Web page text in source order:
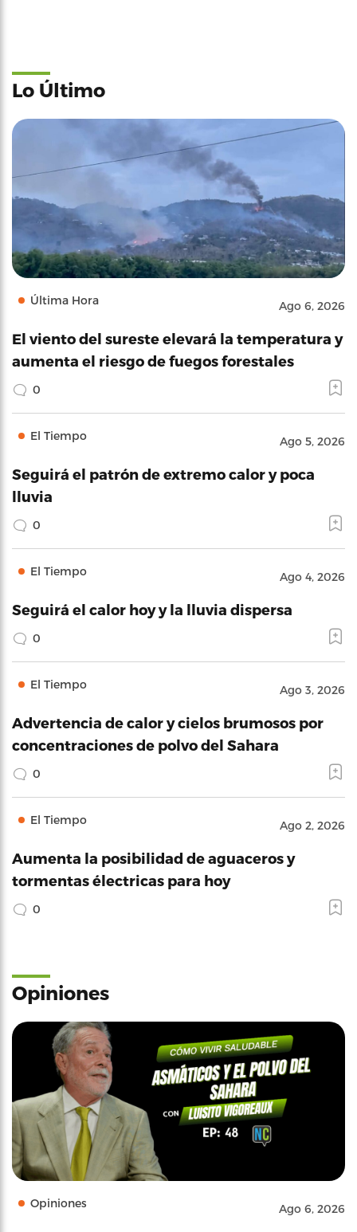
Lo Último
Última Hora Ago 6, 2026
El viento del sureste elevará la temperatura y
aumenta el riesgo de fuegos forestales
0
El Tiempo Ago 5, 2026
Seguirá el patrón de extremo calor y poca
lluvia
0
El Tiempo Ago 4, 2026
Seguirá el calor hoy y la lluvia dispersa
0
El Tiempo Ago 3, 2026
Advertencia de calor y cielos brumosos por
concentraciones de polvo del Sahara
0
El Tiempo Ago 2, 2026
Aumenta la posibilidad de aguaceros y
tormentas électricas para hoy
0
Opiniones
Opiniones Ago 6, 2026